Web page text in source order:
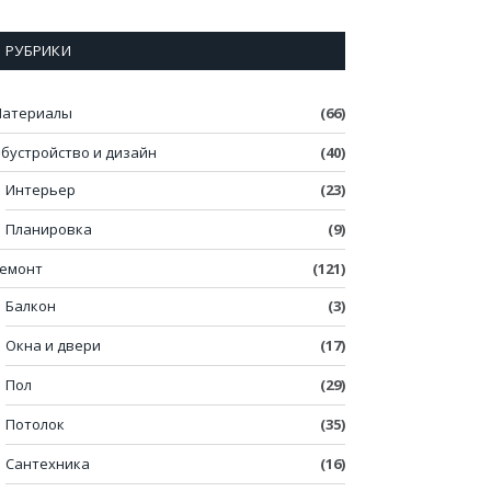
РУБРИКИ
(66)
и дизайн
(40)
Интерьер
(23)
Планировка
(9)
(121)
Балкон
(3)
Окна и двери
(17)
Пол
(29)
Потолок
(35)
Сантехника
(16)